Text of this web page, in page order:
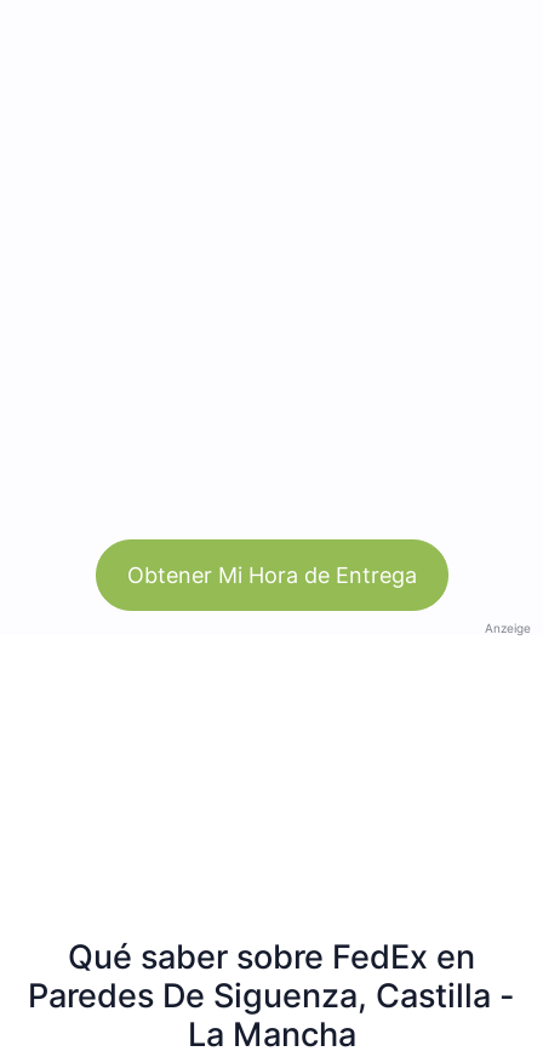
Obtener Mi Hora de Entrega
Anzeige
Qué saber sobre FedEx en
Paredes De Siguenza, Castilla -
La Mancha